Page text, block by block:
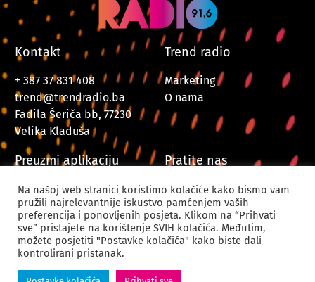
Kontakt
+ 387 37 831 408
trend@trendradio.ba
Fadila Šeriča bb, 77230
Velika Kladuša
Trend radio
Marketing
O nama
Preuzmi aplikaciju Pratite nas
© 2024. Trend Radio Velika Kladuša. Sva prava zadržana.
Na našoj web stranici koristimo kolačiće kako bismo vam
pružili najrelevantnije iskustvo pamćenjem vaših
preferencija i ponovljenih posjeta. Klikom na “Prihvati
sve” pristajete na korištenje SVIH kolačića. Međutim,
možete posjetiti "Postavke kolačića" kako biste dali
kontrolirani pristanak.